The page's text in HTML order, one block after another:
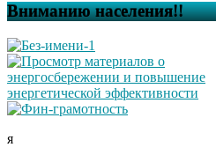
Вниманию населения!!
я